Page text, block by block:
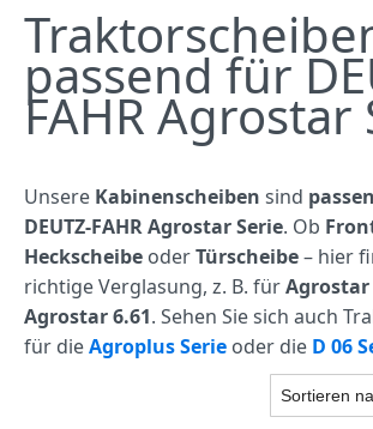
passend für
FAHR Agrostar
Unsere Kabinenscheiben sind
DEUTZ-FAHR Agrostar Serie. Ob
Heckscheibe oderTürscheibe– hier
richtige Verglasung, z. B. fürAgrostar
Agrostar 6.61. Sehen Sie sich auch
für dieAgroplus Serie oder die D 06